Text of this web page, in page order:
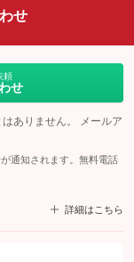
せ
頼
せ
ありません。 メールア
通知されます。無料電話
詳細はこちら